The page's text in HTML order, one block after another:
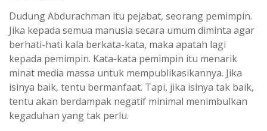
Dudung Abdurachman itu pejabat, seorang pemimpin.
Jika kepada semua manusia secara umum diminta agar
berhati-hati kala berkata-kata, maka apatah lagi
kepada pemimpin. Kata-kata pemimpin itu menarik
minat media massa untuk mempublikasikannya. Jika
isinya baik, tentu bermanfaat. Tapi, jika isinya tak baik,
tentu akan berdampak negatif minimal menimbulkan
kegaduhan yang tak perlu.